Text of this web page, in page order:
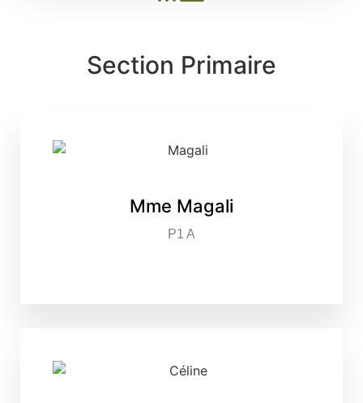
Section Primaire
Mme Magali
P1 A